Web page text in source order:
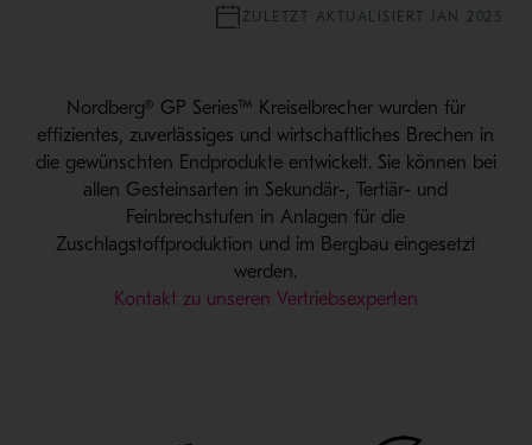
ZULETZT AKTUALISIERT JAN 2025
Nordberg® GP Series™ Kreiselbrecher wurden für
effizientes, zuverlässiges und wirtschaftliches Brechen in
die gewünschten Endprodukte entwickelt. Sie können bei
allen Gesteinsarten in Sekundär-, Tertiär- und
Feinbrechstufen in Anlagen für die
Zuschlagstoffproduktion und im Bergbau eingesetzt
werden.
Kontakt zu unseren Vertriebsexperten